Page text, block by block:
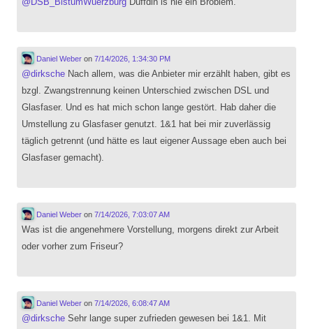
Daniel Weberon 7/14/2026, 1:34:30 PM
@dirksche Nach allem, was die Anbieter mir erzählt haben, gibt es
bzgl. Zwangstrennung keinen Unterschied zwischen DSL und
Glasfaser. Und es hat mich schon lange gestört. Hab daher die
Umstellung zu Glasfaser genutzt. 1&1 hat bei mir zuverlässig
täglich getrennt (und hätte es laut eigener Aussage eben auch bei
Glasfaser gemacht).
Daniel Weberon 7/14/2026, 7:03:07 AM
Was ist die angenehmere Vorstellung, morgens direkt zur Arbeit
oder vorher zum Friseur?
Daniel Weberon 7/14/2026, 6:08:47 AM
@dirksche Sehr lange super zufrieden gewesen bei 1&1. Mit